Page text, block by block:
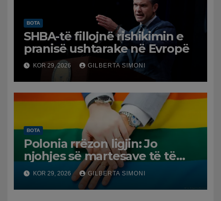
BOTA
SHBA-të fillojnë rishikimin e
pranisë ushtarake në Evropë
KOR 29, 2026 GILBERTA SIMONI
BOTA
Polonia rrëzon ligjin: Jo
njohjes së martesave të të
njëjtit seks
KOR 29, 2026 GILBERTA SIMONI